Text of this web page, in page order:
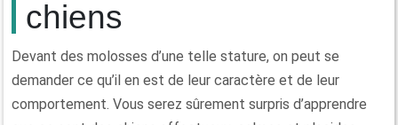
chiens
Devant des molosses d’une telle stature, on peut se
demander ce qu’il en est de leur caractère et de leur
comportement. Vous serez sûrement surpris d’apprendre